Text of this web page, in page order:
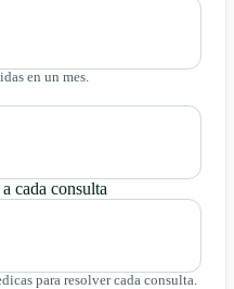
en un mes.
cada consulta
para resolver cada consulta.